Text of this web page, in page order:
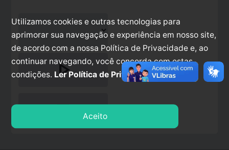
play_arrow
stop
Utilizamos cookies e outras tecnologias para
aprimorar sua navegação e experiência em nosso site,
de acordo com a nossa Política de Privacidade e, ao
continuar navegando, você concorda com estas
condições. Ler Política de Privacidade.
Aceito